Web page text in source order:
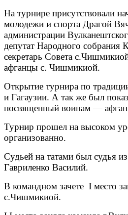
На турнире присутствовали
молодежи и спорта Драгой
администрации
депутат Народного собрания
секретарь Совета
афганцы с. Чишмикиой.
Открытие турнира по
и Гагаузии. А так же был
посвященный воинам —
Турнир прошел на высоком
организованно.
Судьей на татами был судья
Гавриленко Василий.
В командном зачете I место
с.Чишмикиой.